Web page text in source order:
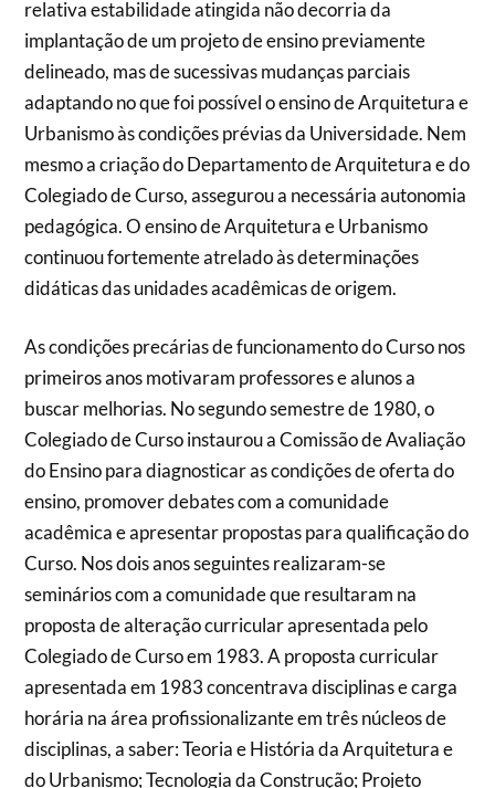
relativa estabilidade atingida não decorria da
implantação de um projeto de ensino previamente
delineado, mas de sucessivas mudanças parciais
adaptando no que foi possível o ensino de Arquitetura e
Urbanismo às condições prévias da Universidade. Nem
mesmo a criação do Departamento de Arquitetura e do
Colegiado de Curso, assegurou a necessária autonomia
pedagógica. O ensino de Arquitetura e Urbanismo
continuou fortemente atrelado às determinações
didáticas das unidades acadêmicas de origem.
As condições precárias de funcionamento do Curso nos
primeiros anos motivaram professores e alunos a
buscar melhorias. No segundo semestre de 1980, o
Colegiado de Curso instaurou a Comissão de Avaliação
do Ensino para diagnosticar as condições de oferta do
ensino, promover debates com a comunidade
acadêmica e apresentar propostas para qualificação do
Curso. Nos dois anos seguintes realizaram-se
seminários com a comunidade que resultaram na
proposta de alteração curricular apresentada pelo
Colegiado de Curso em 1983. A proposta curricular
apresentada em 1983 concentrava disciplinas e carga
horária na área profissionalizante em três núcleos de
disciplinas, a saber: Teoria e História da Arquitetura e
do Urbanismo; Tecnologia da Construção; Projeto